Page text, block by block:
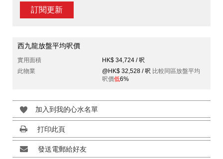
訂閱更新
西九龍放盤平均呎價
實用面積
HK$ 34,724 / 呎
此物業
@HK$ 32,528 / 呎 比較同區放盤平均
呎價低6%
加入到我的心水名單
打印此頁
發送電郵給好友